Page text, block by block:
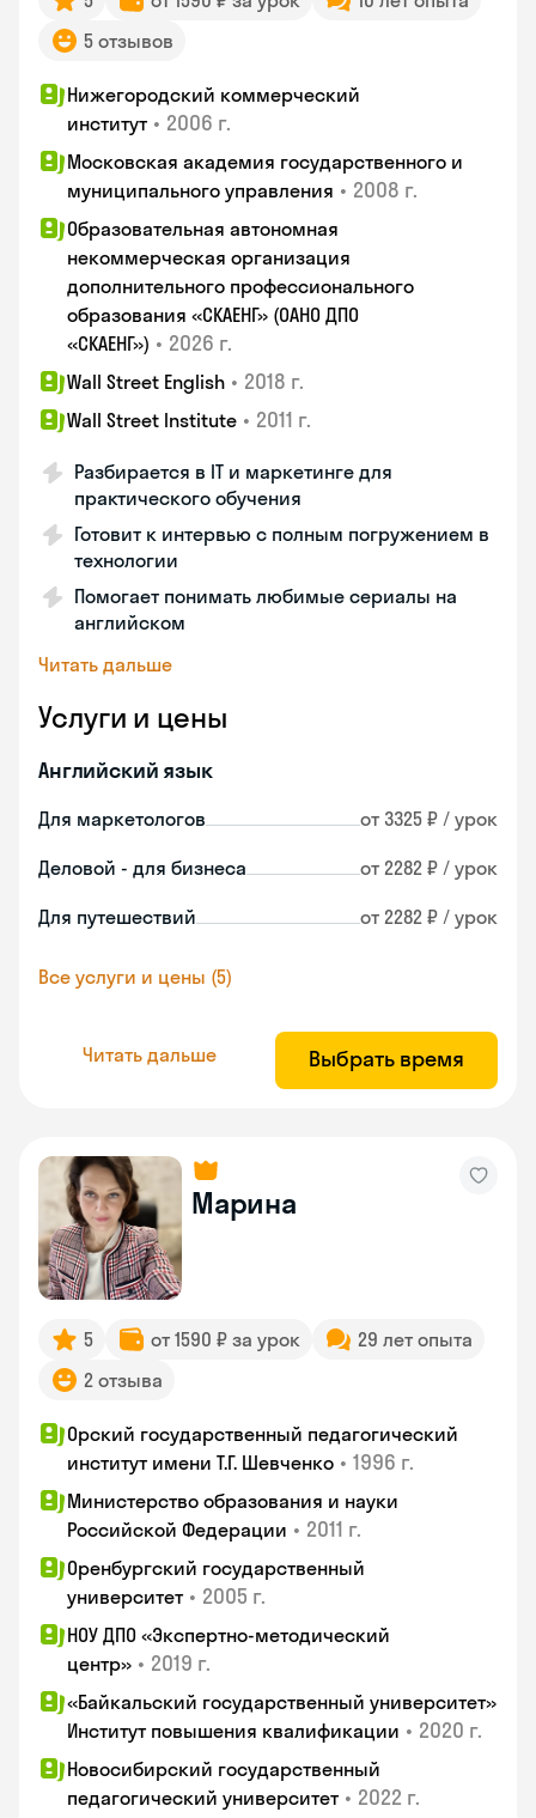
5 отзывов
Нижегородский коммерческий
институт • 2006 г.
Московская академия государственного и
муниципального управления • 2008 г.
Образовательная автономная
некоммерческая организация
дополнительного профессионального
образования «СКАЕНГ» (ОАНО ДПО
«СКАЕНГ») • 2026 г.
Wall Street English • 2018 г.
Wall Street Institute • 2011 г.
Разбирается в IT и маркетинге для
практического обучения
Готовит к интервью с полным погружением в
технологии
Помогает понимать любимые сериалы на
английском
Читать дальше
Услуги и цены
Английский язык
Для маркетологов от 3325 ₽ / урок
Деловой - для бизнеса от 2282 ₽ / урок
Для путешествий от 2282 ₽ / урок
Все услуги и цены (5)
Читать дальше Выбрать время
Марина
5 от 1590 ₽ за урок
29 лет опыта
2 отзыва
Орский государственный педагогический
институт имени Т.Г. Шевченко • 1996 г.
Министерство образования и науки
Российской Федерации • 2011 г.
Оренбургский государственный
университет • 2005 г.
НОУ ДПО «Экспертно-методический
центр» • 2019 г.
«Байкальский государственный университет»
Институт повышения квалификации • 2020 г.
Новосибирский государственный
педагогический университет • 2022 г.